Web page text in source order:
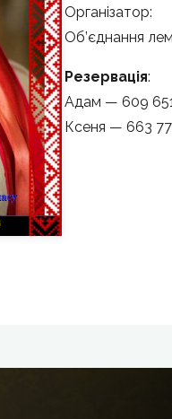
Oрганізатор:
Об’єднання
Резервація:
Адам — 609
Ксeня — 663